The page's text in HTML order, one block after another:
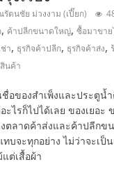
ตนชัย ม่วงงาม (เปี๊ยก)
, ค้าปลีกขนาดใหญ่,ซื้อมาขาย
า, ธุรกิจค้าปลีก, ธุรกิจค้าส่ง,
นค้า
อของสำเพ็งและประตูน้
ไรก็ไปได้เลย ของเยอะ
ตลาดค้าส่งและค้าปลีกข
บจะทุกอย่าง ไม่ว่าจะเป็
ต่เสื้อผ้า